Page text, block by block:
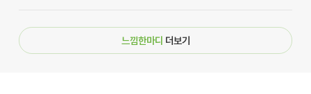
느낌한마디 더보기